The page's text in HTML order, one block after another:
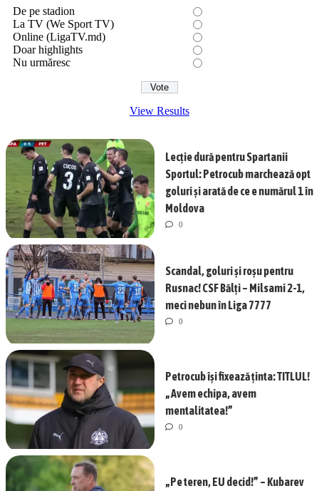
De pe stadion
La TV (We Sport TV)
Online (LigaTV.md)
Doar highlights
Nu urmăresc
View Results
Lecție dură pentru Spartanii
Sportul: Petrocub marchează opt
goluri și arată de ce e numărul 1 în
Moldova
0
Scandal, goluri și roșu pentru
Rusnac! CSF Bălți – Milsami 2-1,
meci nebun în Liga 7777
0
Petrocub își fixează ținta: TITLUL!
„Avem echipa, avem
mentalitatea!”
0
„Pe teren, EU decid!” – Kubarev